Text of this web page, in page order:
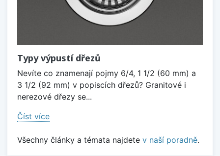
Typy výpustí dřezů
Nevíte co znamenají pojmy 6/4, 1 1/2 (60 mm) a
3 1/2 (92 mm) v popiscích dřezů? Granitové i
nerezové dřezy se...
Číst více
Všechny články a témata najdete v naší poradně.